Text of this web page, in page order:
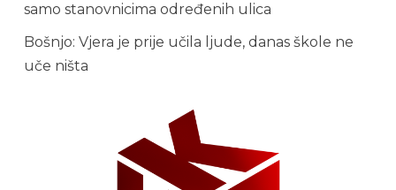
samo stanovnicima određenih ulica
Bošnjo: Vjera je prije učila ljude, danas škole ne
uče ništa